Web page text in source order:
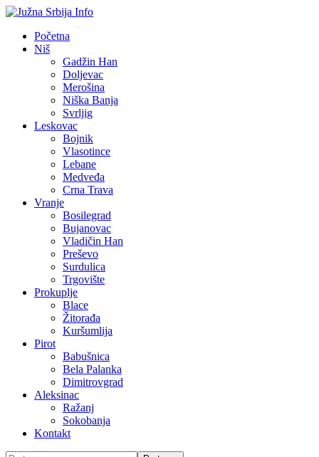
Početna
Niš
Gadžin Han
Doljevac
Merošina
Niška Banja
Svrljig
Leskovac
Bojnik
Vlasotince
Lebane
Medveđa
Crna Trava
Vranje
Bosilegrad
Bujanovac
Vladičin Han
Preševo
Surdulica
Trgovište
Prokuplje
Blace
Žitorađa
Kuršumlija
Pirot
Babušnica
Bela Palanka
Dimitrovgrad
Aleksinac
Ražanj
Sokobanja
Kontakt